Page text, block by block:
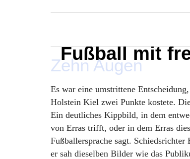
Fußball mit
Zehn Augen
Es war eine umstrittene
Holstein Kiel zwei Punkte kostete.
Ein deutliches Kippbild, in dem
von Erras trifft, oder in dem Erras
Fußballersprache sagt.
er sah dieselben Bilder wie das